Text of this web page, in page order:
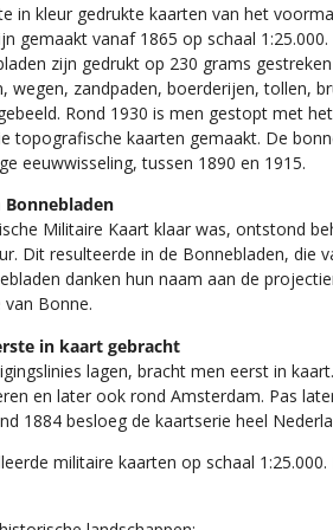
in kleur gedrukte kaarten van het
gemaakt vanaf 1865 op schaal
zijn gedrukt op 230 grams
wegen, zandpaden, boerderijen, tollen,
Rond 1930 is men gestopt met
topografische kaarten gemaakt. De
eeuwwisseling, tussen 1890 en 1915.
Militaire Kaart klaar was, ontstond
Dit resulteerde in de Bonnebladen, die
danken hun naam aan de
Bonne.
in kaart gebracht
lagen, bracht men eerst in
en later ook rond Amsterdam. Pas
1884 besloeg de kaartserie heel
militaire kaarten op schaal